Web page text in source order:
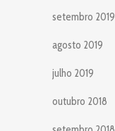
setembro 2019
agosto 2019
julho 2019
outubro 2018